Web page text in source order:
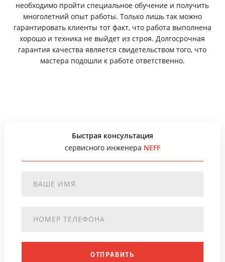
необходимо пройти специальное обучение и получить
многолетний опыт работы. Только лишь так можно
гарантировать клиенты тот факт, что работа выполнена
хорошо и техника не выйдет из строя. Долгосрочная
гарантия качества является свидетельством того, что
мастера подошли к работе ответственно.
Быстрая консультация
сервисного инженера NEFF
ОТПРАВИТЬ